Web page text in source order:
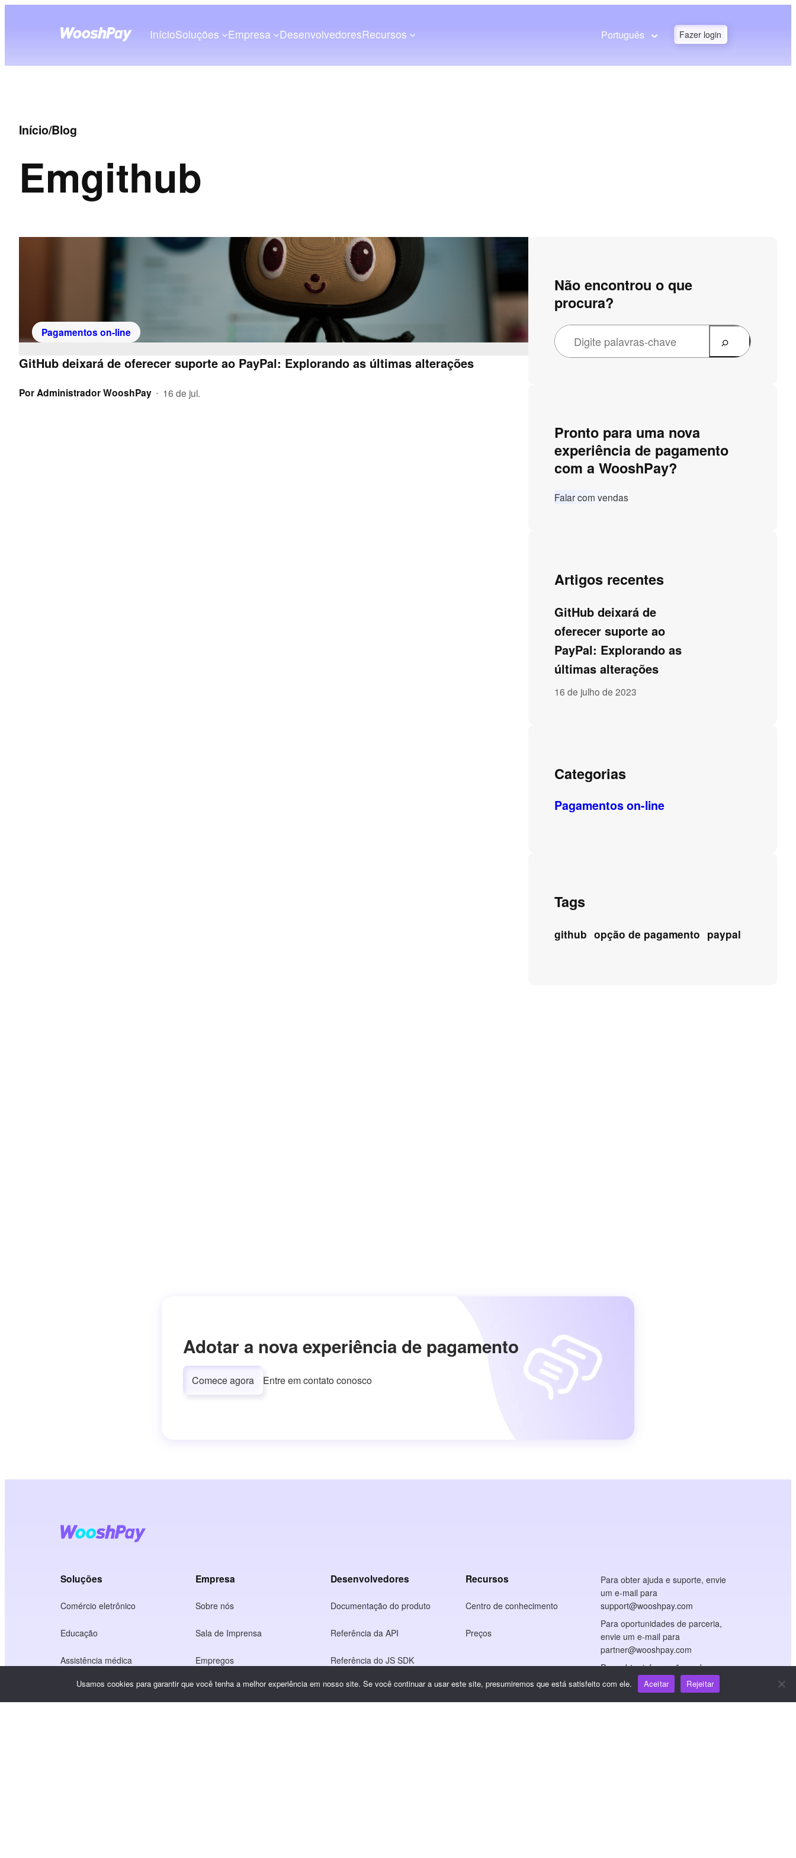
InícioSoluções Empresa DesenvolvedoresRecursos Português Fazer login
Início/Blog
Emgithub
Pagamentos on-line
GitHub deixará de oferecer suporte ao PayPal: Explorando as últimas alterações
PorAdministrador WooshPay • 16 de jul.
Não encontrou o que
procura?
Pronto para uma nova
experiência de pagamento
com a WooshPay?
Falar com vendas
Artigos recentes
GitHub deixará de
oferecer suporte ao
PayPal: Explorando as
últimas alterações
16 de julho de 2023
Categorias
Pagamentos on-line
Tags
github opção de pagamento paypal
Adotar a nova experiência de pagamento
Comece agora Entre em contato conosco
Soluções
Comércio eletrônico
Educação
Assistência médica
Economia dos criadores
Empresa
Sobre nós
Sala de Imprensa
Empregos
Termos de Serviço
Desenvolvedores
Documentação do produto
Referência da API
Referência do JS SDK
Recursos
Centro de conhecimento
Preços
Para obter ajuda e suporte, envie
um e-mail para
support@wooshpay.com
Para oportunidades de parceria,
envie um e-mail para
partner@wooshpay.com
Para obter informações sobre a
mídia, envie um e-mail para
media@wooshpay.com
Usamos cookies para garantir que você tenha a melhor experiência em nosso site. Se você continuar a usar este site, presumiremos que está satisfeito com ele. Aceitar Rejeitar